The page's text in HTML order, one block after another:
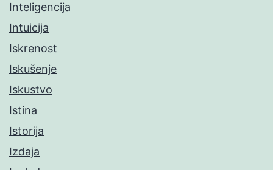
Inteligencija
Intuicija
Iskrenost
Iskušenje
Iskustvo
Istina
Istorija
Izdaja